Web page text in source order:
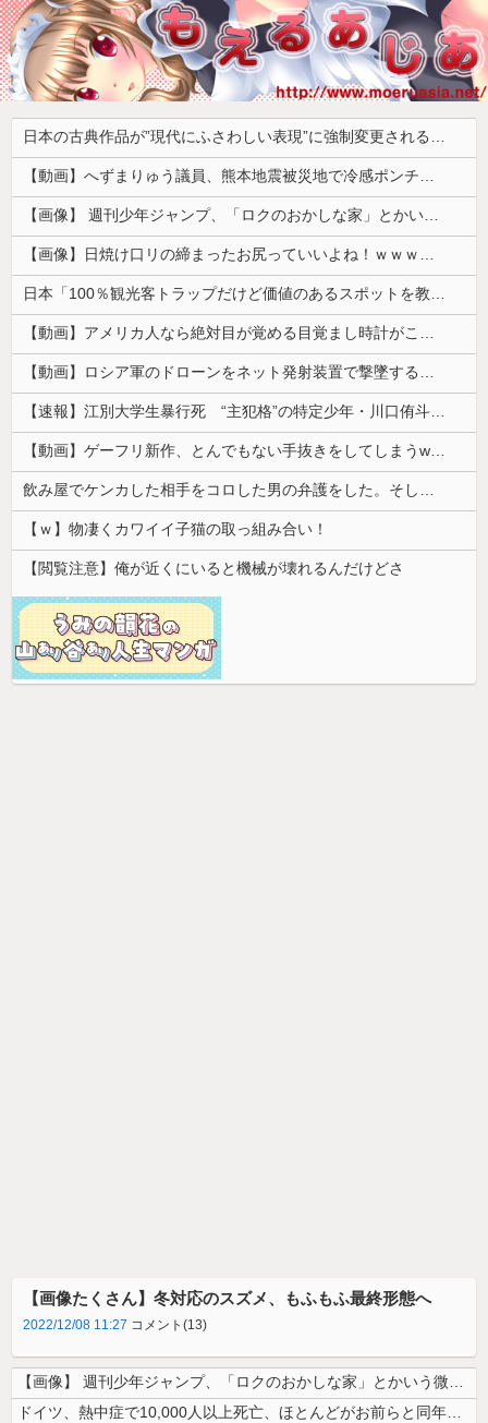
日本の古典作品が”現代にふさわしい表現”に強制変更される事態が進行中、今の価値観に照らせば……
【動画】へずまりゅう議員、熊本地震被災地で冷感ポンチョ配布 → 被災民の衝撃の反応がコチラ → ｗｗｗｗｗｗｗｗｗｗｗｗｗｗｗｗ
【画像】 週刊少年ジャンプ、「ロクのおかしな家」とかいう微妙な漫画を巻頭カラーにしたせいで100万部切る
【画像】日焼け口リの締まったお尻っていいよね！ｗｗｗｗｗ
日本「100％観光客トラップだけど価値のあるスポットを教えてほしい」
【動画】アメリカ人なら絶対目が覚める目覚まし時計がこちらｗｗｗｗｗ
【動画】ロシア軍のドローンをネット発射装置で撃墜するウクライナ。
【速報】江別大学生暴行死 “主犯格”の特定少年・川口侑斗被告に「無期懲役」の判決 当時17歳少年に「懲役30年」の判決
【動画】ゲーフリ新作、とんでもない手抜きをしてしまうwwwww
飲み屋でケンカした相手をコロした男の弁護をした。そして数年後、因果応報を思わせる出来事が…
【ｗ】物凄くカワイイ子猫の取っ組み合い！
【閲覧注意】俺が近くにいると機械が壊れるんだけどさ
【画像たくさん】冬対応のスズメ、もふもふ最終形態へ
2022/12/08 11:27 コメント(13)
【画像】 週刊少年ジャンプ、「ロクのおかしな家」とかいう微妙な漫画を巻...
ドイツ、熱中症で10,000人以上死亡、ほとんどがお前らと同年代で若者...